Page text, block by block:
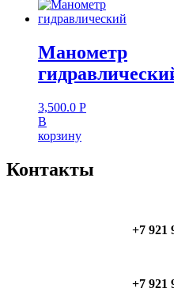
Манометр
3,500.0 Р
В
корзину
Контакты
+7 921
+7 921